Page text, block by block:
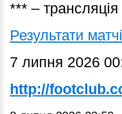
*** –
Результати
7 липня 2026
http://